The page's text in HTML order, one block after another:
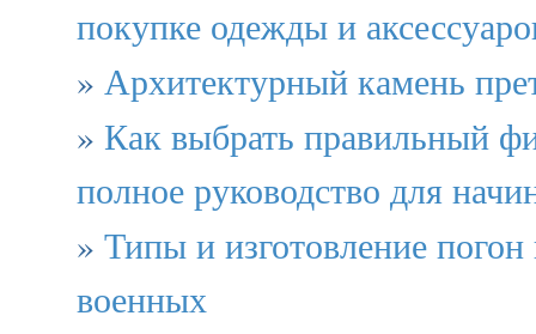
покупке одежды и
» Архитектурный камень
» Как выбрать правильный
полное руководство для
» Типы и изготовление
военных